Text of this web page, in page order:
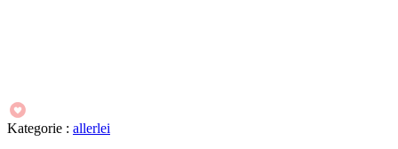
Kategorie : allerlei